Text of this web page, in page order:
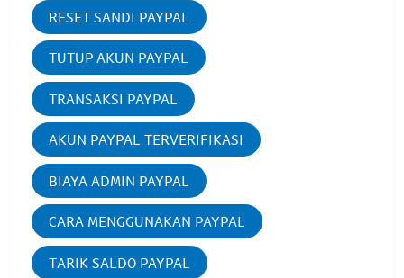
RESET SANDI PAYPAL
TUTUP AKUN PAYPAL
TRANSAKSI PAYPAL
AKUN PAYPAL TERVERIFIKASI
BIAYA ADMIN PAYPAL
CARA MENGGUNAKAN PAYPAL
TARIK SALDO PAYPAL